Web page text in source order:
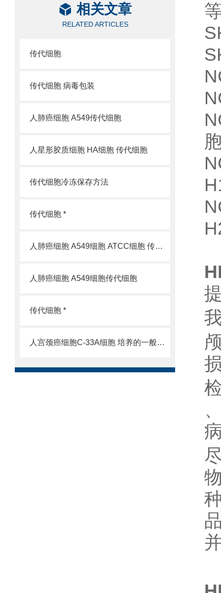
相关文章
RELATED ARTICLES
传代细胞
传代细胞 病毒包装
人肺癌细胞 A549传代细胞
人星形胶质细胞 HA细胞 传代细胞
传代细胞冷冻保存方法
传代细胞 *
人肺癌细胞 A549细胞 ATCC细胞 传代细胞
人肺癌细胞 A549细胞传代细胞
传代细胞 *
人宫颈癌细胞C-33A细胞 培养的一般过程